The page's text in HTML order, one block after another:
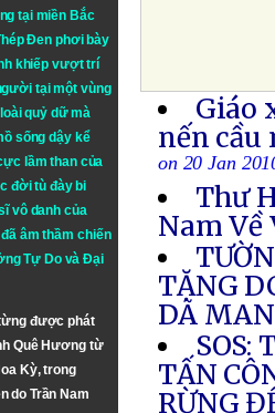
tại miền Bắc
Đen phơi bày
khiếp vượt trí
tại một vùng
quỷ dữ mà
sống dậy kể
lầm than của
đời tù đày bi
vô danh của
âm thầm chiến
Tự DovàĐại
được phát
Quê Hương từ
Kỳ, trong
do Trần Nam
Giáo
nến cầu
on 20 Jan
Thư
Nam Về
TẶNG
DÃ MAN
SOS:
TẤN
RỪNG